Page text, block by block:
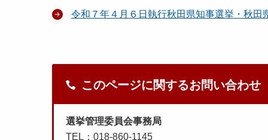
令和７年４月６日執行秋田県知事選挙・秋
このページに関するお問い合わせ
選挙管理委員会事務局
TEL：018-860-1145